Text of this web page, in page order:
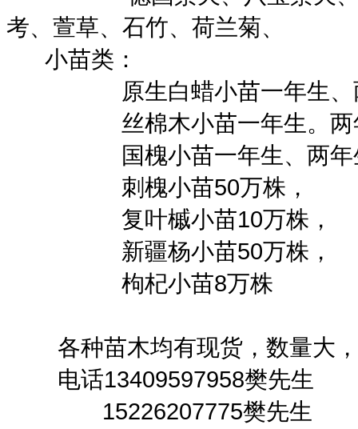
考、萱草、石竹、荷兰菊
小苗类：
原生白蜡小苗一年生、两
丝棉木小苗一年生。两年
国槐小苗一年生、两年生
刺槐小苗50万株，
复叶槭小苗10万株，
新疆杨小苗50万株，
枸杞小苗8万株
各种苗木均有现货，数量大，
电话13409597958樊先生
15226207775樊先生